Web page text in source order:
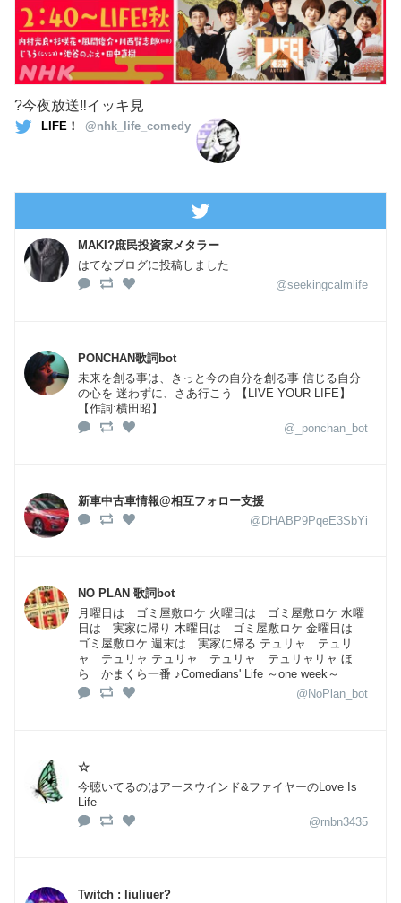
?今夜放送‼️イッキ見
LIFE！ @nhk_life_comedy
MAKI?庶民投資家メタラー
はてなブログに投稿しました
@seekingcalmlife
PONCHAN歌詞bot
未来を創る事は、きっと今の自分を創る事 信じる自分
の心を 迷わずに、さあ行こう 【LIVE YOUR LIFE】
【作詞:横田昭】
@_ponchan_bot
新車中古車情報@相互フォロー支援
@DHABP9PqeE3SbYi
NO PLAN 歌詞bot
月曜日は ゴミ屋敷ロケ 火曜日は ゴミ屋敷ロケ 水曜
日は 実家に帰り 木曜日は ゴミ屋敷ロケ 金曜日は
ゴミ屋敷ロケ 週末は 実家に帰る テュリャ テュリ
ャ テュリャ テュリャ テュリャ テュリャリャ ほ
ら かまくら一番 ♪Comedians' Life ～one week～
@NoPlan_bot
☆
今聴いてるのはアースウインド&ファイヤーのLove Is
Life
@rnbn3435
Twitch : liuliuer?